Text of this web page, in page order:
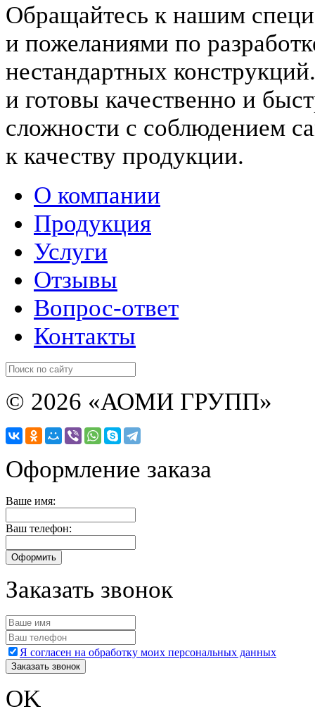
Обращайтесь к нашим
и пожеланиями по
нестандартных
и готовы качественно и
сложности с соблюдением
к качеству продукции.
О компании
Продукция
Услуги
Отзывы
Вопрос-ответ
Контакты
© 2026 «АОМИ ГРУПП»
Оформление заказа
Ваше имя:
Ваш телефон:
Заказать звонок
Я согласен на обработку моих персональных данных
OK